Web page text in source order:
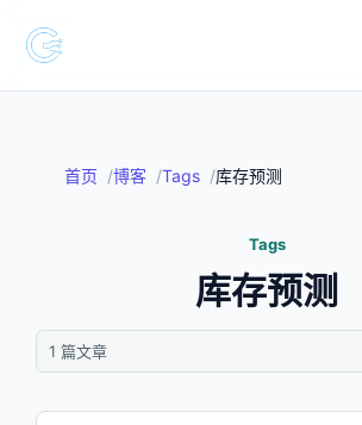
首页 博客 Tags 库存预测
Tags
库存预测
1 篇文章